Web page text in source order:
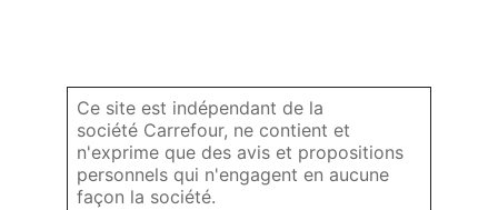
Ce site est indépendant de la
société Carrefour, ne contient et
n'exprime que des avis et propositions
personnels qui n'engagent en aucune
façon la société.